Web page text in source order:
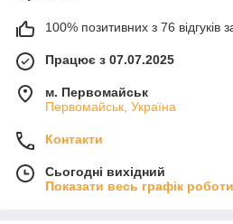
100% позитивних з 76 відгуків
Працює з 07.07.2025
м. Первомайськ
Первомайськ, Україна
Контакти
Сьогодні вихідний
Показати весь графік роботи